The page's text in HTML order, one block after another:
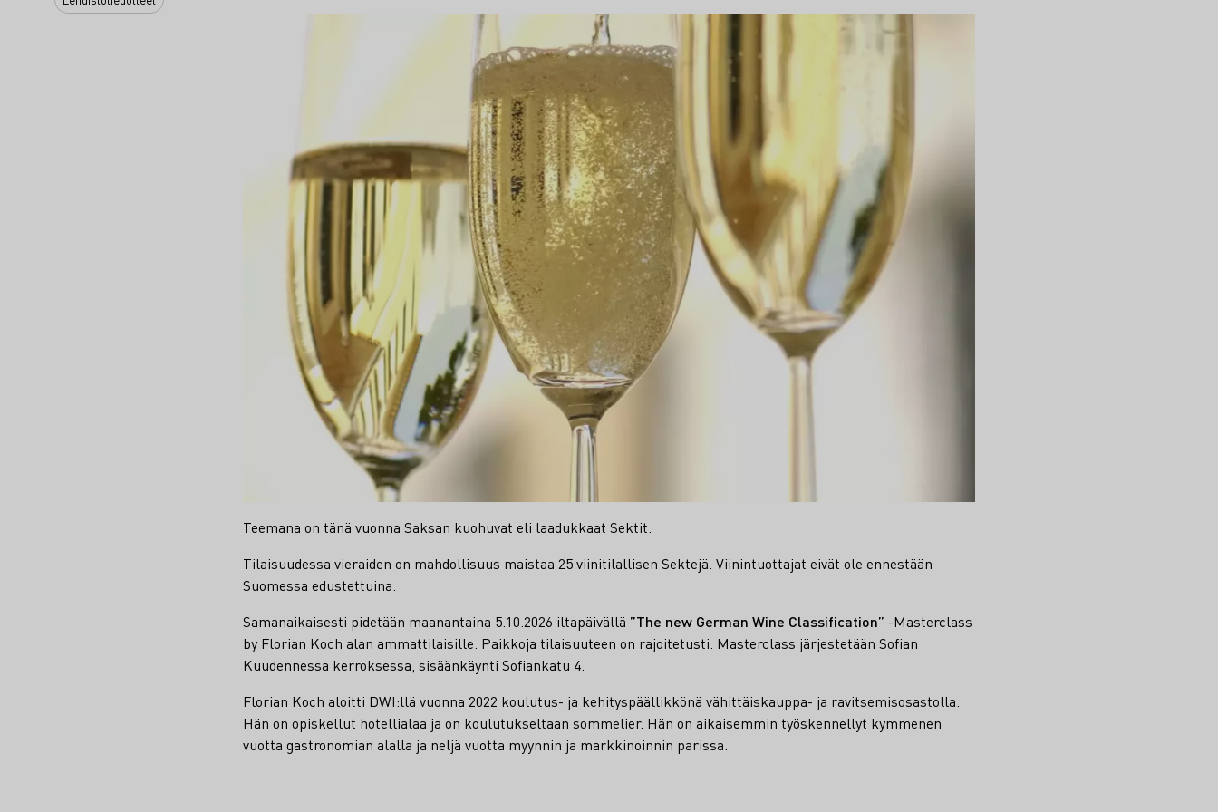
Teemana on tänä vuonna Saksan kuohuvat eli laadukkaat Sektit.
Tilaisuudessa vieraiden on mahdollisuus maistaa 25 viinitilallisen Sektejä. Viinintuottajat eivät ole ennestään
Suomessa edustettuina.
Samanaikaisesti pidetään maanantaina 5.10.2026 iltapäivällä ”The new German Wine Classification” -Masterclass
by Florian Koch alan ammattilaisille. Paikkoja tilaisuuteen on rajoitetusti. Masterclass järjestetään Sofian
Kuudennessa kerroksessa, sisäänkäynti Sofiankatu 4.
Florian Koch aloitti DWI:llä vuonna 2022 koulutus- ja kehityspäällikkönä vähittäiskauppa- ja ravitsemisosastolla.
Hän on opiskellut hotellialaa ja on koulutukseltaan sommelier. Hän on aikaisemmin työskennellyt kymmenen
vuotta gastronomian alalla ja neljä vuotta myynnin ja markkinoinnin parissa.